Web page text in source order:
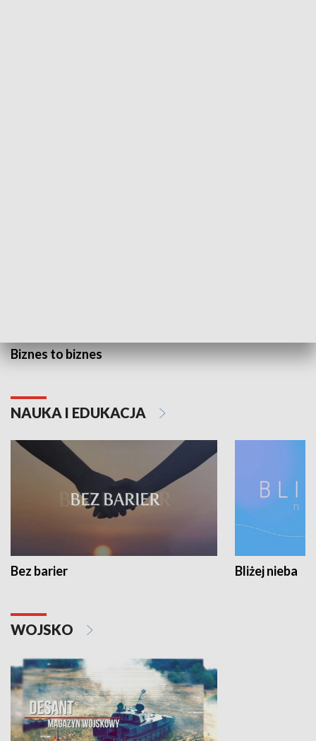
Biznes to biznes
NAUKA I EDUKACJA
Bez barier Bliżej nieba
WOJSKO